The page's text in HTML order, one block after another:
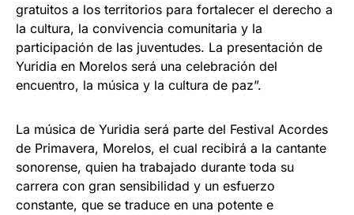
gratuitos a los territorios para fortalecer el derecho a
la cultura, la convivencia comunitaria y la
participación de las juventudes. La presentación de
Yuridia en Morelos será una celebración del
encuentro, la música y la cultura de paz”.
La música de Yuridia será parte del Festival Acordes
de Primavera, Morelos, el cual recibirá a la cantante
sonorense, quien ha trabajado durante toda su
carrera con gran sensibilidad y un esfuerzo
constante, que se traduce en una potente e